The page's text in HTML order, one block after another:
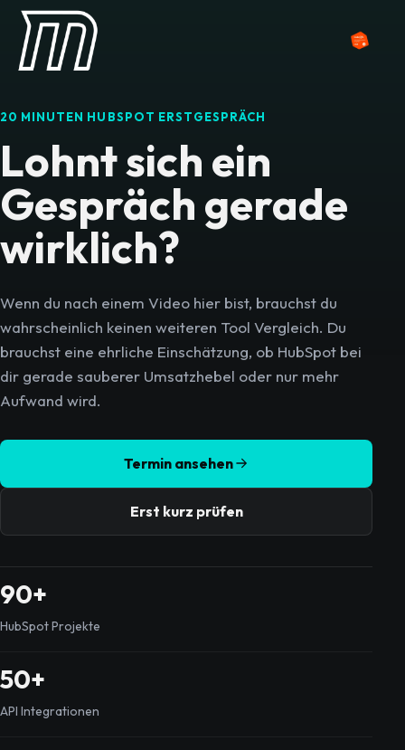
20 MINUTEN HUBSPOT ERSTGESPRÄCH
Lohnt sich ein
Gespräch gerade
wirklich?
Wenn du nach einem Video hier bist, brauchst du
wahrscheinlich keinen weiteren Tool Vergleich. Du
brauchst eine ehrliche Einschätzung, ob HubSpot bei
dir gerade sauberer Umsatzhebel oder nur mehr
Aufwand wird.
Termin ansehen
Erst kurz prüfen
90+
HubSpot Projekte
50+
API Integrationen